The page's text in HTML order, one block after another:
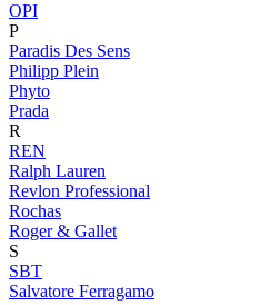
OPI
P
Paradis Des Sens
Philipp Plein
Phyto
Prada
R
REN
Ralph Lauren
Revlon Professional
Rochas
Roger & Gallet
S
SBT
Salvatore Ferragamo